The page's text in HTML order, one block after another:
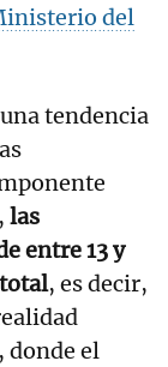
del
tendencia
las
entre 13 y
, es decir,
donde el